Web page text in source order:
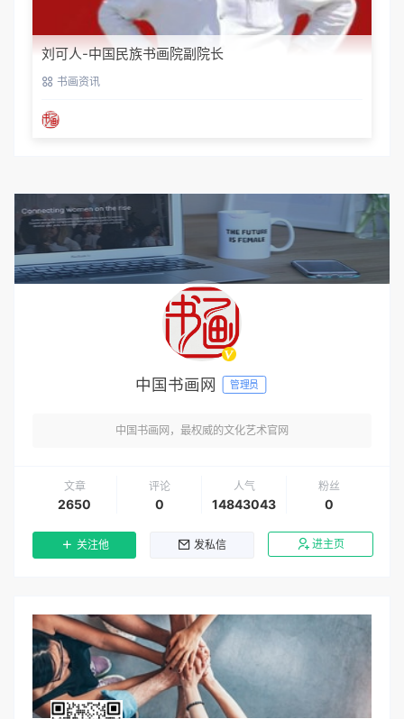
刘可人-中国民族书画院副院长
书画资讯
中国书画网 管理员
中国书画网，最权威的文化艺术官网
文章
2650
评论
0
人气
14843043
粉丝
0
关注他 发私信 进主页